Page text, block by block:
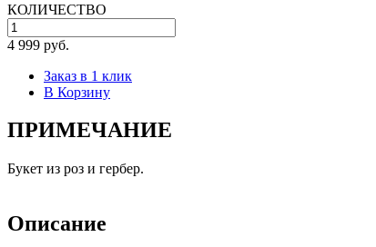
КОЛИЧЕСТВО
4 999 руб.
Заказ в 1 клик
В Корзину
ПРИМЕЧАНИЕ
Букет из роз и гербер.
Описание